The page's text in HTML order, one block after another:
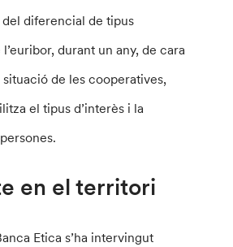
diferencial de tipus
durant un any, de cara
de les cooperatives,
el tipus d’interès i la
en el territori
Etica s’ha intervingut